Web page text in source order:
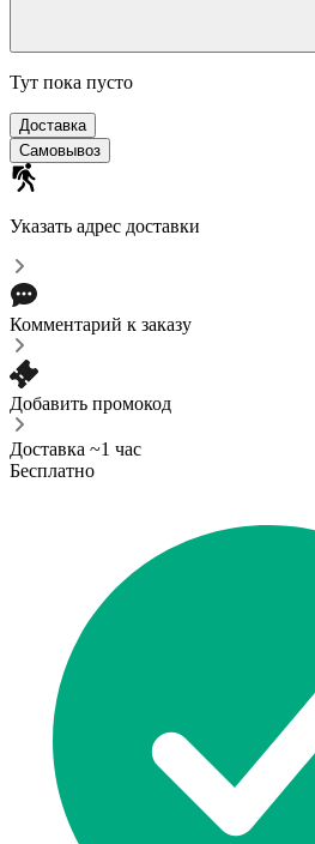
Тут пока пусто
Доставка
Самовывоз
Указать адрес доставки
Комментарий к заказу
Добавить промокод
Доставка ~1 час
Бесплатно